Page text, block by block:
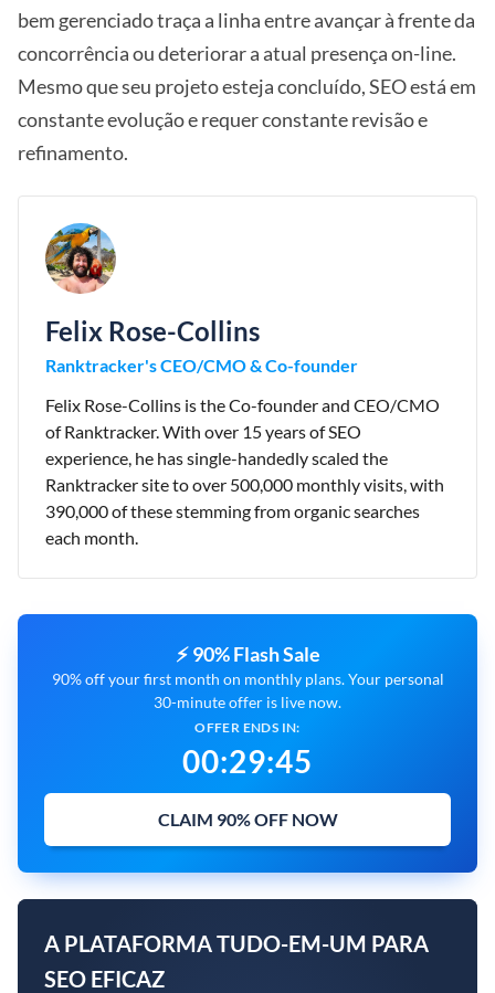
bem gerenciado traça a linha entre avançar à frente da
concorrência ou deteriorar a atual presença on-line.
Mesmo que seu projeto esteja concluído, SEO está em
constante evolução e requer constante revisão e
refinamento.
Felix Rose-Collins
Ranktracker's CEO/CMO & Co-founder
Felix Rose-Collins is the Co-founder and CEO/CMO
of Ranktracker. With over 15 years of SEO
experience, he has single-handedly scaled the
Ranktracker site to over 500,000 monthly visits, with
390,000 of these stemming from organic searches
each month.
⚡ 90% Flash Sale
90% off your first month on monthly plans. Your personal
30-minute offer is live now.
OFFER ENDS IN:
00:29:43
CLAIM 90% OFF NOW
A PLATAFORMA TUDO-EM-UM PARA
SEO EFICAZ